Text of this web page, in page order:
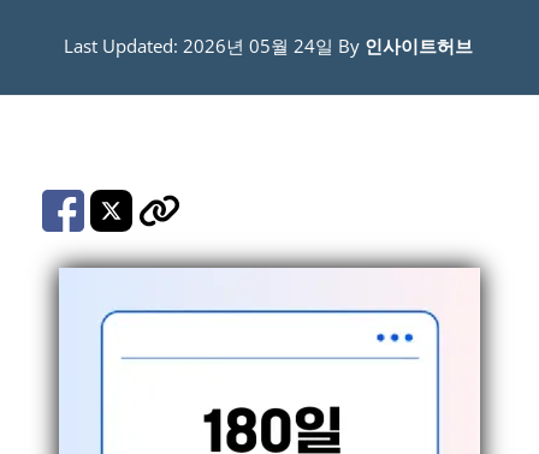
Last Updated: 2026년 05월 24일 By 인사이트허브